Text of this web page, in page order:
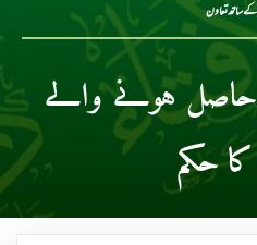
ساتھ تعاون
حاصل ہونے والے
کا حکم